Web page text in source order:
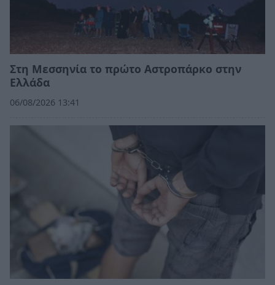
Στη Μεσσηνία το πρώτο Αστροπάρκο στην
Ελλάδα
06/08/2026 13:41